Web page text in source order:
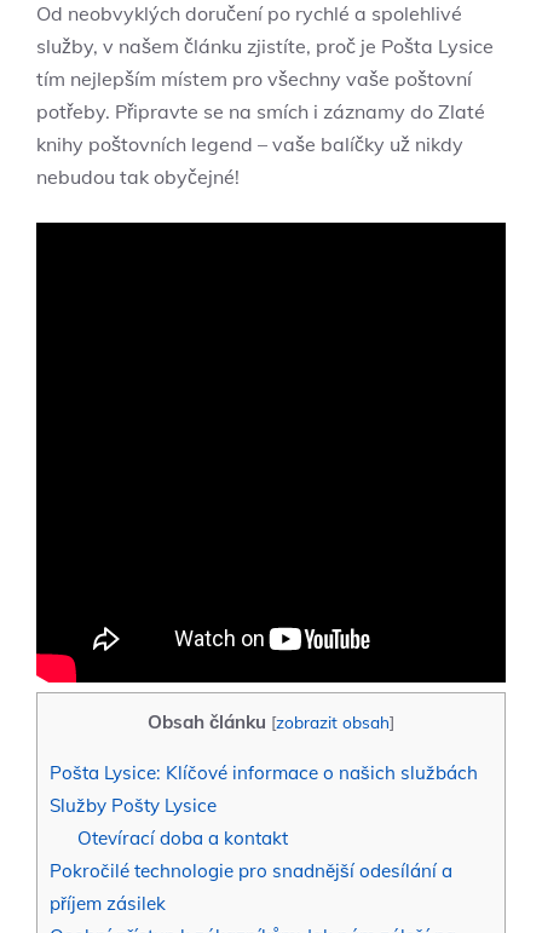
Od neobvyklých doručení po rychlé a spolehlivé
služby, v našem článku zjistíte, proč je Pošta Lysice
tím nejlepším místem pro všechny vaše poštovní
potřeby. Připravte se na smích i záznamy do Zlaté
knihy poštovních legend – vaše balíčky už nikdy
nebudou tak obyčejné!
Obsah článku [zobrazit obsah]
Pošta Lysice: Klíčové informace o našich službách
Služby Pošty Lysice
Otevírací doba a kontakt
Pokročilé technologie pro snadnější odesílání a
příjem zásilek